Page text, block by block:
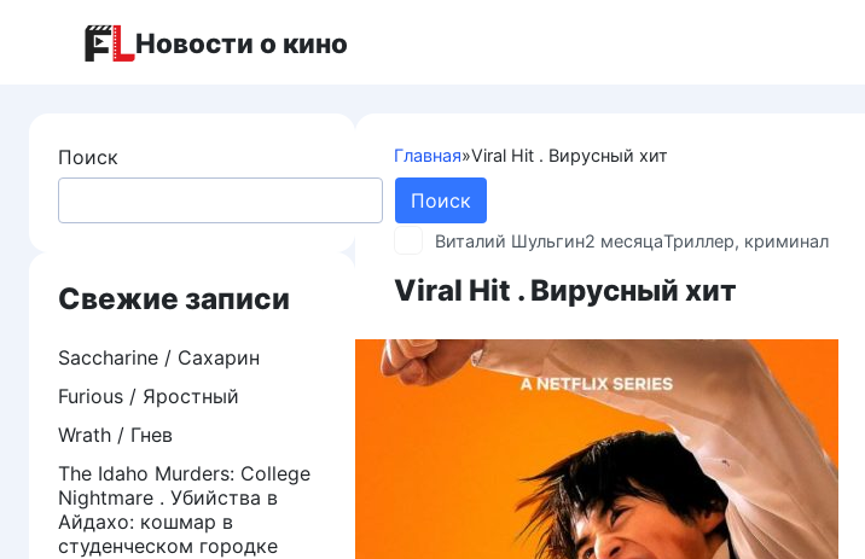
Новости о кино
Главная»Viral Hit . Вирусный хит
Виталий Шульгин2 месяцаТриллер, криминал
Viral Hit . Вирусный хит
Поиск
Поиск
Свежие записи
Saccharine / Сахарин
Furious / Яростный
Wrath / Гнев
The Idaho Murders: College
Nightmare . Убийства в
Айдахо: кошмар в
студенческом городке